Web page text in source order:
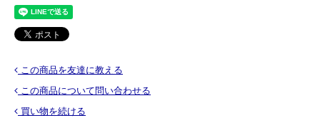
この商品を友達に教える
この商品について問い合わせる
買い物を続ける